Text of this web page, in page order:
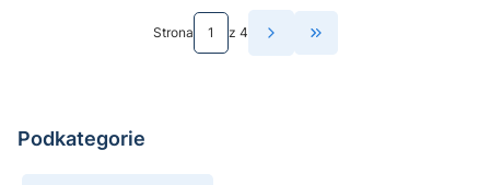
Strona z 4 Przejdź do ostatniej
Podkategorie